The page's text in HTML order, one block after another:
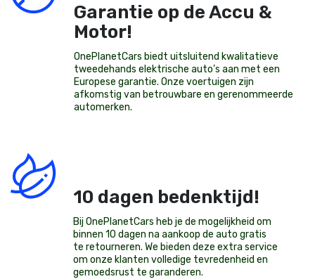
Garantie op de Accu &
Motor!
OnePlanetCars biedt uitsluitend kwalitatieve
tweedehands elektrische auto’s aan met een
Europese garantie. Onze voertuigen zijn
afkomstig van betrouwbare en gerenommeerde
automerken.
10 dagen bedenktijd!
Bij OnePlanetCars heb je de mogelijkheid om
binnen 10 dagen na aankoop de auto gratis
te retourneren. We bieden deze extra service
om onze klanten volledige tevredenheid en
gemoedsrust te garanderen.